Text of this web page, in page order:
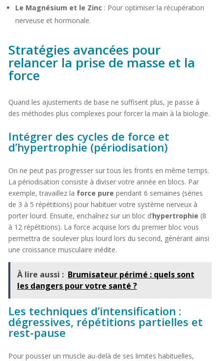
Le Magnésium et le Zinc : Pour optimiser la récupération
nerveuse et hormonale.
Stratégies avancées pour
relancer la prise de masse et la
force
Quand les ajustements de base ne suffisent plus, je passe à
des méthodes plus complexes pour forcer la main à la biologie.
Intégrer des cycles de force et
d’hypertrophie (périodisation)
On ne peut pas progresser sur tous les fronts en même temps.
La périodisation consiste à diviser votre année en blocs. Par
exemple, travaillez la force pure pendant 6 semaines (séries
de 3 à 5 répétitions) pour habituer votre système nerveux à
porter lourd. Ensuite, enchaînez sur un bloc d’hypertrophie (8
à 12 répétitions). La force acquise lors du premier bloc vous
permettra de soulever plus lourd lors du second, générant ainsi
une croissance musculaire inédite.
À lire aussi : Brumisateur périmé : quels sont
les dangers pour votre santé ?
Les techniques d’intensification :
dégressives, répétitions partielles et
rest-pause
Pour pousser un muscle au-delà de ses limites habituelles,